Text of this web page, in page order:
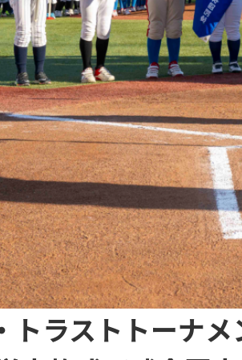
トラストトーナメ